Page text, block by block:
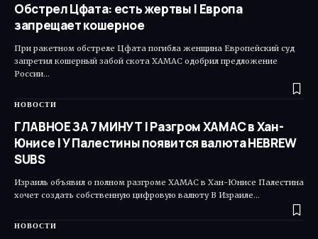
Обстрел Цфата: есть жертвы | Европа
запрещает кошерное
При ракетном обстреле Цфата погибла женщина Европейский суд
запретил кошерный забой скота ХАМАС одобрил предложение
России…
НОВОСТИ
ГЛАВНОЕ ЗА 7 МИНУТ | Разгром ХАМАС в Хан-
Юнисе | У Палестины появится валюта HEBREW
SUBS
Израиль объявил о полном разгроме ХАМАС в Хан-Юнисе Палестина
хочет создать собственную цифровую валюту В Израиле…
НОВОСТИ